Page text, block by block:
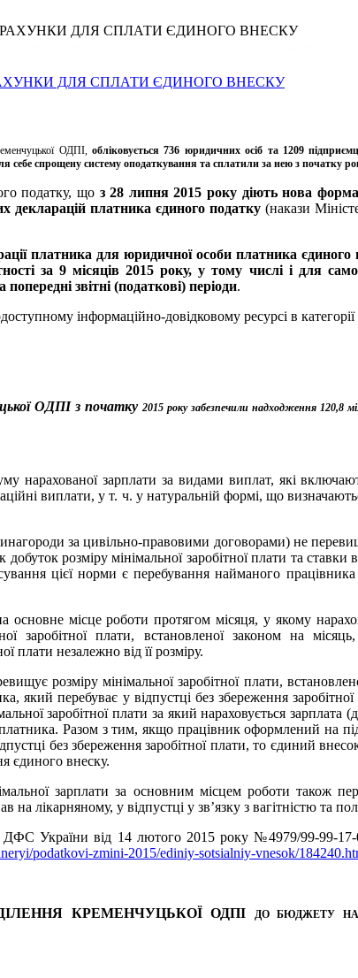
РАХУНКИ ДЛЯ СПЛАТИ ЄДИНОГО ВНЕСКУ
ДЛЯ СПЛАТИ ЄДИНОГО ВНЕСКУ
ОДПІ, обліковується 736 юридичних осіб та 1209
себе спрощену систему оподаткування та сплатили за нею з початку
податку, що з 28 липня 2015 року діють нова форма
декларацій платника єдиного податку (накази
платника для юридичної особи платника єдиного
за 9 місяців 2015 року, у тому числі і для
звітні (податкові) періоди.
інформаційно-довідковому ресурсі в
ОДПІ з початку 2015 року забезпечили надходження 120,8
нарахованої зарплати за видами виплат, які
виплати, у т. ч. у натуральній формі, що
за цивільно-правовими договорами) не
розміру мінімальної заробітної плати та ставки
цієї норми є перебування найманого
основне місце роботи протягом місяця, у якому
заробітної плати, встановленої законом на
плати незалежно від її розміру.
розміру мінімальної заробітної плати,
який перебуває у відпустці без збереження
заробітної плати за який нараховується зарплата
платника. Разом з тим, якщо працівник оформлений на
без збереження заробітної плати, то єдиний
єдиного внеску.
зарплати за основним місцем роботи також
лікарняному, у відпустці у зв’язку з вагітністю та
ДФС України від 14 лютого 2015 року №4979/99-99-
podatkovi-zmini-2015/ediniy-sotsialniy-vnesok/
КРЕМЕНЧУЦЬКОЇ ОДПІ
ДО БЮДЖЕТУ